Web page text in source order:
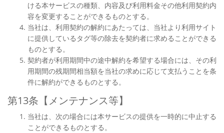
ける本サービスの種類、内容及び利用料金その他利用契約内
容を変更することができるものとする。
当社は、利用契約の解約にあたっては、当社より利用サイト
に提供しているタグ等の除去を契約者に求めることができる
ものとする。
契約者が利用期間中の途中解約を希望する場合には、その利
用期間の残期間相当額を当社の求めに応じて支払うことを条
件に解約ができるものとする。
第13条【メンテナンス等】
当社は、次の場合には本サービスの提供を一時的に中止する
ことができるものとする。